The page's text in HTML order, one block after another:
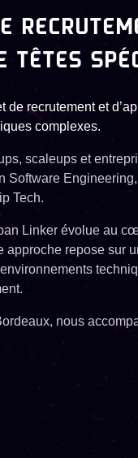
TÊTES
de recrutement et
complexes.
scaleups et
Software
Tech.
Linker évolue au
approche repose sur
nous